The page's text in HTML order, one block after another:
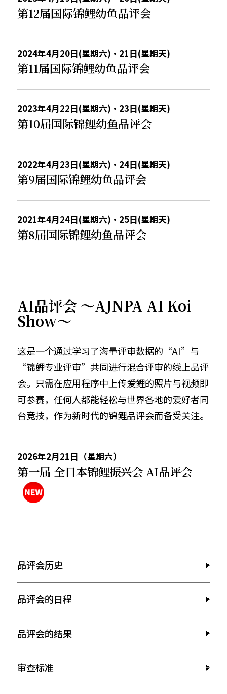
第12届国际锦鲤幼鱼品评会
2024年4月20日(星期六)・21日(星期天)
第11届国际锦鲤幼鱼品评会
2023年4月22日(星期六)・23日(星期天)
第10届国际锦鲤幼鱼品评会
2022年4月23日(星期六)・24日(星期天)
第9届国际锦鲤幼鱼品评会
2021年4月24日(星期六)・25日(星期天)
第8届国际锦鲤幼鱼品评会
AI品评会 ～AJNPA AI Koi
Show～
这是一个通过学习了海量评审数据的“AI”与
“锦鲤专业评审”共同进行混合评审的线上品评
会。只需在应用程序中上传爱鲤的照片与视频即
可参赛，任何人都能轻松与世界各地的爱好者同
台竞技，作为新时代的锦鲤品评会而备受关注。
2026年2月21日（星期六）
第一届 全日本锦鲤振兴会 AI品评会
品评会历史
品评会的日程
品评会的结果
审查标准